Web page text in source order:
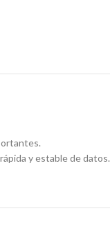
y estable de datos.